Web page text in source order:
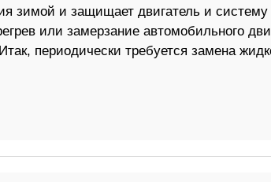
зимой и защищает двигатель и систему
или замерзание автомобильного
периодически требуется замена